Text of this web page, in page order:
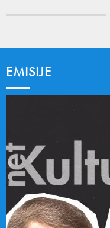
EMISIJE